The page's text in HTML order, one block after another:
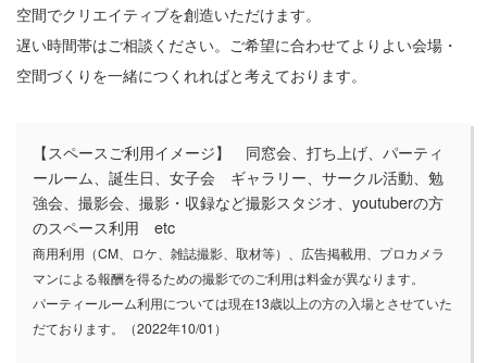
空間でクリエイティブを創造いただけます。
遅い時間帯はご相談ください。ご希望に合わせてよりよい会場・
空間づくりを一緒につくれればと考えております。
【スペースご利用イメージ】 同窓会、打ち上げ、パーティ
ールーム、誕生日、女子会 ギャラリー、サークル活動、勉
強会、撮影会、撮影・収録など撮影スタジオ、youtuberの方
のスペース利用 etc
商用利用（CM、ロケ、雑誌撮影、取材等）、広告掲載用、プロカメラ
マンによる報酬を得るための撮影でのご利用は料金が異なります。
パーティールーム利用については現在13歳以上の方の入場とさせていた
だております。
（2022年10/01）